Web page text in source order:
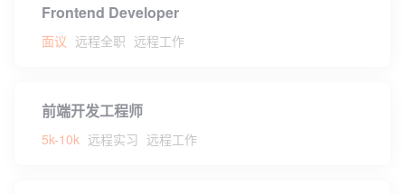
Frontend Developer
面议 远程全职 远程工作
前端开发工程师
5k-10k 远程实习 远程工作